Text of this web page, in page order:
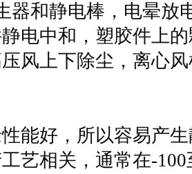
器和静电棒，电晕放
电中和，塑胶件上
风上下除尘，离心
能好，所以容易产
艺相关，通常在-